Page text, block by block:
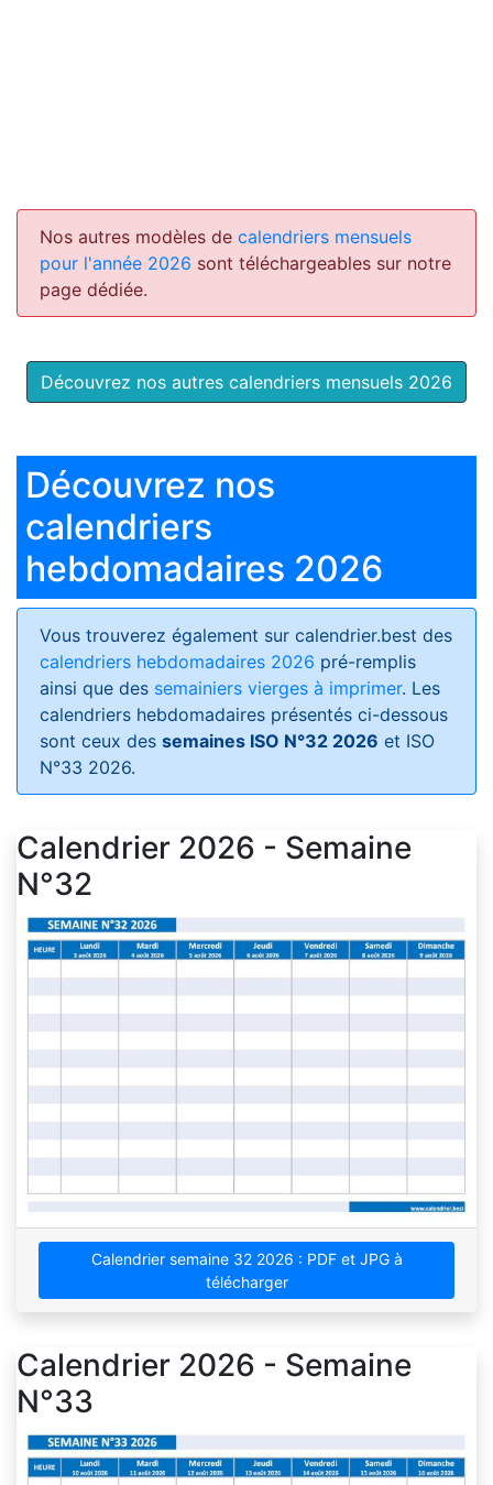
Nos autres modèles de calendriers mensuels
pour l'année 2026 sont téléchargeables sur notre
page dédiée.
Découvrez nos autres calendriers mensuels 2026
Découvrez nos
calendriers
hebdomadaires 2026
Vous trouverez également sur calendrier.best des
calendriers hebdomadaires 2026 pré-remplis
ainsi que des semainiers vierges à imprimer. Les
calendriers hebdomadaires présentés ci-dessous
sont ceux des semaines ISO N°32 2026 et ISO
N°33 2026.
Calendrier 2026 - Semaine
N°32
Calendrier semaine 32 2026 : PDF et JPG à
télécharger
Calendrier 2026 - Semaine
N°33